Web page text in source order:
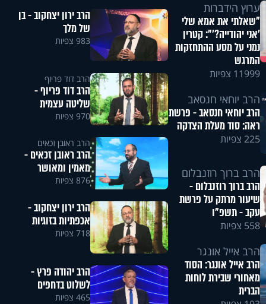
ערוץ הידברות
"שאלתי את אמא שלי
'אני יהודייה?'": קטרין
נמני על מסע ההתחזקות
המרגש
11999 צפיות
הרב יוחאי חנסאב
הרב יוחאי חנסאב - פרשת
ראה: סוד מעלת הצדקה
225 צפיות
הרב ברוך רוזנבלום
הרב ברוך רוזנבלום -
שיעור מרתק על פרשת
עקב - תשפ"ו
558 צפיות
הרב אייל אונגר
הרב אייל אונגר: הסוד
מאחורי שבירת לוחות
הברית
הרב ירון יצחקוב - בן
של מלך
983 צפיות
הרב דוד פריוף
הרב דוד פריוף -
שליטה עצמית
970 צפיות
הרב ראובן זכאים
הרב ראובן זכאים -
מאמין ומאושר
876 צפיות
הרב ירון יצחקוב -
אכפתיות בזוגיות
718 צפיות
הרב יהודה פרץ -
לשלוט בדחפים
465 צפיות